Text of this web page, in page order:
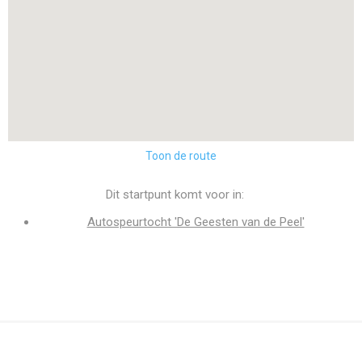
Toon de route
Dit startpunt komt voor in:
Autospeurtocht 'De Geesten van de Peel'